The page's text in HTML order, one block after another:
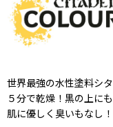
世界最強の水性塗料シ
５分で乾燥！黒の上に
肌に優しく臭いもなし